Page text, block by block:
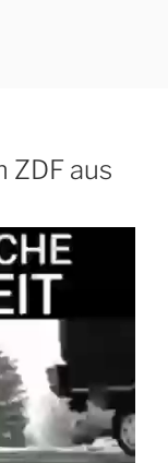
ZDF aus